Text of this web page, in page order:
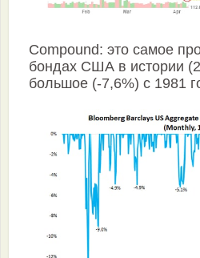
Compound: это самое
бондах США в истории
большое (-7,6%) с 1981